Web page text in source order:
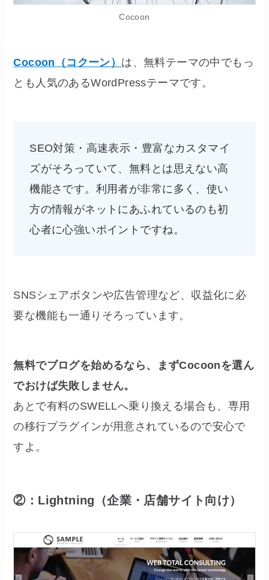
Cocoon
Cocoon（コクーン） は、無料テーマの中でもっ
とも人気のあるWordPressテーマです。
SEO対策・高速表示・豊富なカスタマイ
ズがそろっていて、無料とは思えない高
機能さです。利用者が非常に多く、使い
方の情報がネットにあふれているのも初
心者に心強いポイントですね。
SNSシェアボタンや広告管理など、収益化に必
要な機能も一通りそろっています。
無料でブログを始めるなら、まずCocoonを選ん
でおけば失敗しません。
あとで有料のSWELLへ乗り換える場合も、専用
の移行プラグインが用意されているので安心で
すよ。
②：Lightning（企業・店舗サイト向け）